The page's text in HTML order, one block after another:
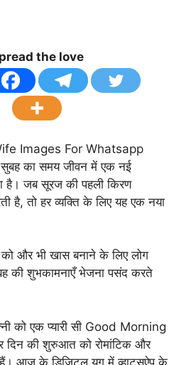
the love
Images For Whatsapp
का समय जीवन में एक नई
जब सूरज की पहली किरण
है, तो हर व्यक्ति के लिए यह एक नया
और भी खास बनाने के लिए लोग
की शुभकामनाएँ भेजना पसंद करते
को एक प्यारी सी Good Morning
की शुरुआत को रोमांटिक और
हैं। आज के डिजिटल युग में व्हाट्सऐप के